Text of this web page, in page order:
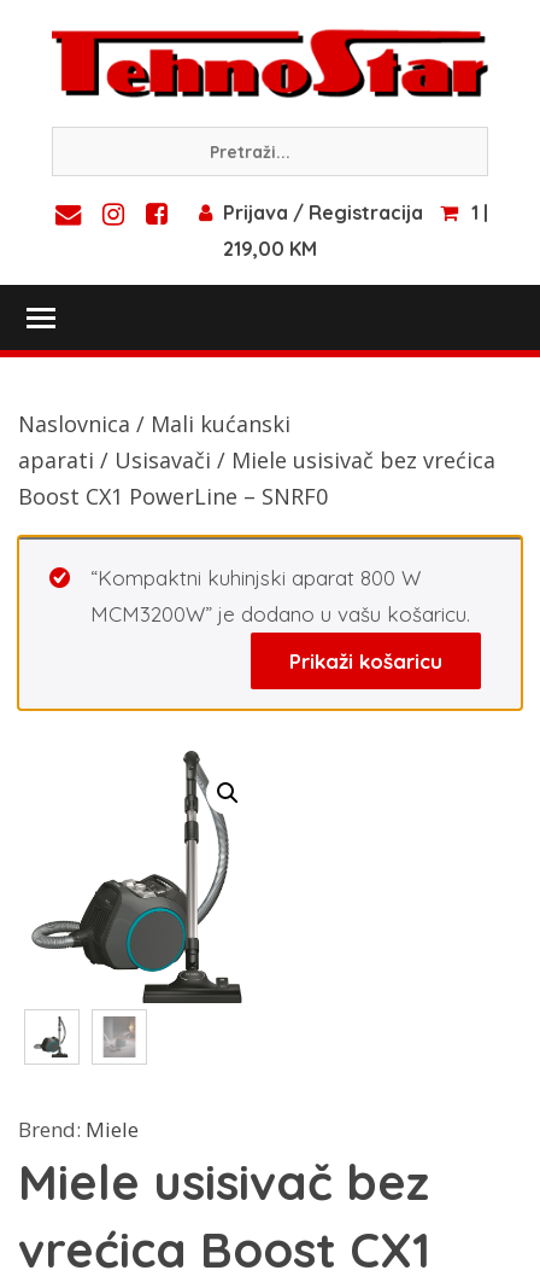
content
Prijava / Registracija
1 |
219,00 KM
Naslovnica / Mali kućanski
aparati / Usisavači / Miele usisivač bez vrećica
Boost CX1 PowerLine – SNRF0
“Kompaktni kuhinjski aparat 800 W
MCM3200W” je dodano u vašu košaricu.
Prikaži košaricu
Brend: Miele
Miele usisivač bez
vrećica Boost CX1